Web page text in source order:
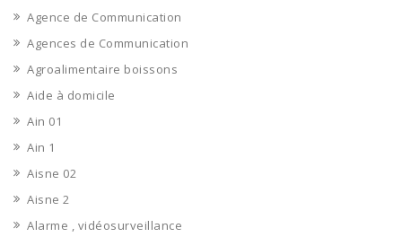
Agence de Communication
Agences de Communication
Agroalimentaire boissons
Aide à domicile
Ain 01
Ain 1
Aisne 02
Aisne 2
Alarme , vidéosurveillance